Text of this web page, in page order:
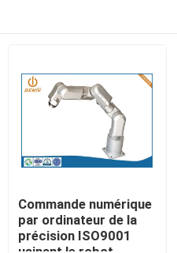
Commande numérique
par ordinateur de la
précision ISO9001